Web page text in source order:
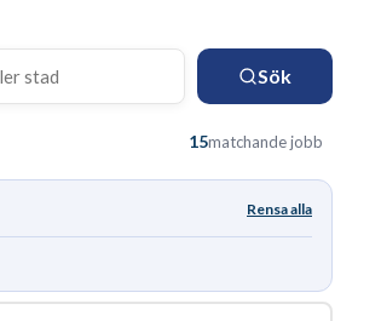
Sök
15matchande jobb
Rensa alla